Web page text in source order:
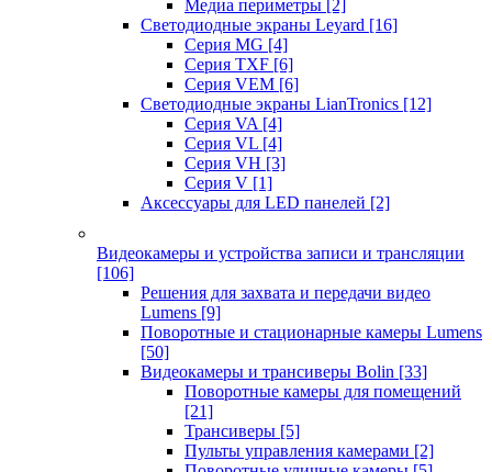
Медиа периметры [2]
Светодиодные экраны Leyard [16]
Серия MG [4]
Серия TXF [6]
Серия VEM [6]
Светодиодные экраны LianTronics [12]
Серия VA [4]
Серия VL [4]
Серия VH [3]
Серия V [1]
Аксессуары для LED панелей [2]
Видеокамеры и устройства записи и трансляции
[106]
Решения для захвата и передачи видео
Lumens [9]
Поворотные и стационарные камеры Lumens
[50]
Видеокамеры и трансиверы Bolin [33]
Поворотные камеры для помещений
[21]
Трансиверы [5]
Пульты управления камерами [2]